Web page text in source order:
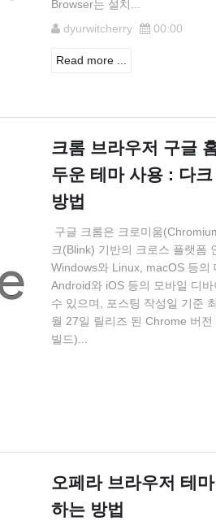
Browser는 설치...
dyurwitcherry
00:00
Read more ...
크롬 브라우저 구글
두운 테마 사용 : 다
방법
구글 크롬은 크로미움
크(Blink) 기반의 크로스 플랫폼
Windows와 Linux, macOS 등의
Android와 iOS 등의 모바일 디
수 있으며, 포스팅 작성일 기준
월 27일 릴리즈 된 Chrome 버
빌드)...
오페라 브라우저 테
하는 방법